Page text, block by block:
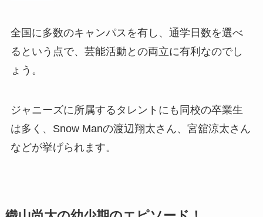
全国に多数のキャンパスを有し、通学日数を選べ
るという点で、芸能活動との両立に有利なのでし
ょう。
ジャニーズに所属するタレントにも同校の卒業生
は多く、Snow Manの渡辺翔太さん、宮舘涼太さん
などが挙げられます。